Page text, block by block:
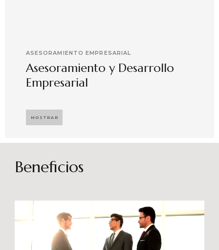
ASESORAMIENTO EMPRESARIAL
Asesoramiento y Desarrollo
Empresarial
desarrollar el compromiso y motivación en el
capital humano en ambientes de trabajo más
sostenibles en el tiempo. Brindando soporte
especializado en proyectos integrales que
potencien su crecimiento en los niveles
esperados combinando una serie de buenas
prácticas y diversas metodologías.
MOSTRAR
Beneficios